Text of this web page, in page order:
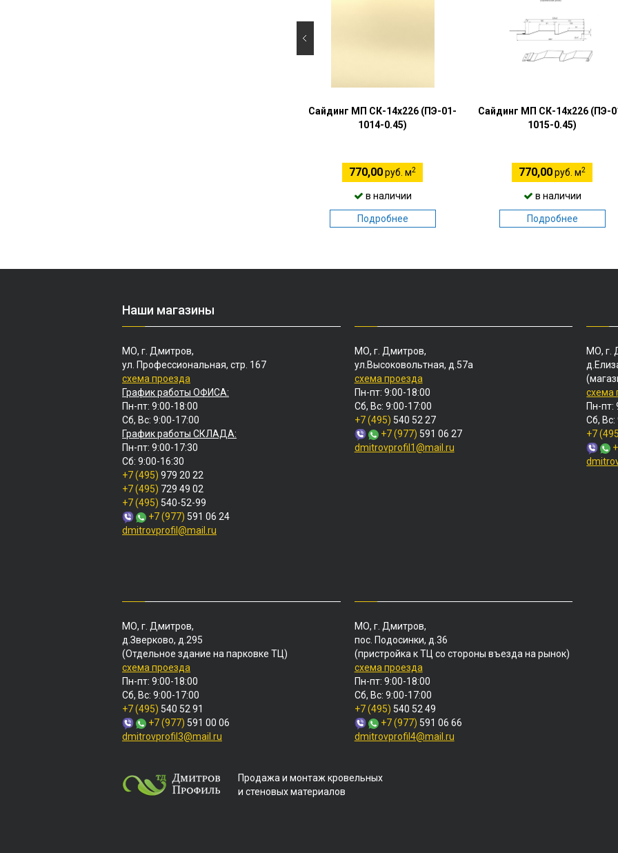
Сайдинг МП СК-14х226 (ПЭ-01-
1014-0.45)
770,00руб. м2
в наличии
Подробнее
Сайдинг МП СК-14х226 (ПЭ-
1015-0.45)
770,00руб. м2
в наличии
Подробнее
Наши магазины
МО, г. Дмитров,
ул. Профессиональная, стр. 167
схема проезда
График работы ОФИСА:
Пн-пт: 9:00-18:00
Сб, Вс: 9:00-17:00
График работы СКЛАДА:
Пн-пт: 9:00-17:30
Сб: 9:00-16:30
+7 (495) 979 20 22
+7 (495) 729 49 02
+7 (495) 540-52-99
+7 (977) 591 06 24
dmitrovprofil@mail.ru
МО, г. Дмитров,
ул.Высоковольтная, д.57а
схема проезда
Пн-пт: 9:00-18:00
Сб, Вс: 9:00-17:00
+7 (495) 540 52 27
+7 (977) 591 06 27
dmitrovprofil1@mail.ru
МО, г.
схема
Пн-пт:
Сб, Вс:
+7
МО, г. Дмитров,
д.Зверково, д.295
(Отдельное здание на парковке ТЦ)
схема проезда
Пн-пт: 9:00-18:00
Сб, Вс: 9:00-17:00
+7 (495) 540 52 91
+7 (977) 591 00 06
dmitrovprofil3@mail.ru
МО, г. Дмитров,
пос. Подосинки, д.36
(пристройка к ТЦ со стороны въезда на рынок)
схема проезда
Пн-пт: 9:00-18:00
Сб, Вс: 9:00-17:00
+7 (495) 540 52 49
+7 (977) 591 06 66
dmitrovprofil4@mail.ru
Продажа и монтаж кровельных
и стеновых материалов